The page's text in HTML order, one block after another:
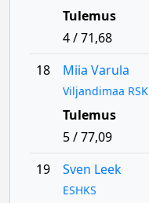
Tulemus
4 / 71,68
18
Miia Varula
Viljandimaa RSK
Tulemus
5 / 77,09
19
Sven Leek
ESHKS